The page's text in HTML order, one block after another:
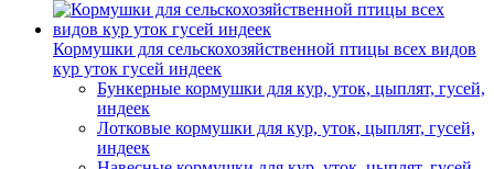
Кормушки для сельскохозяйственной птицы всех видов
кур уток гусей индеек
Бункерные кормушки для кур, уток, цыплят, гусей,
индеек
Лотковые кормушки для кур, уток, цыплят, гусей,
индеек